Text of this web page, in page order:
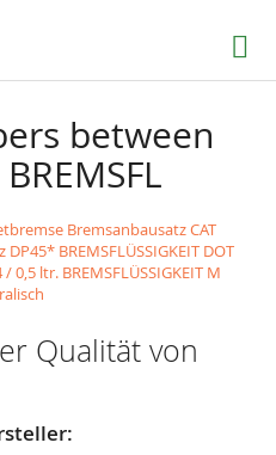
Suche
between
Bremsanbausatz CAT
DP45* BREMSFLÜSSIGKEIT DOT
/ 0,5 ltr. BREMSFLÜSSIGKEIT M
Qualität von